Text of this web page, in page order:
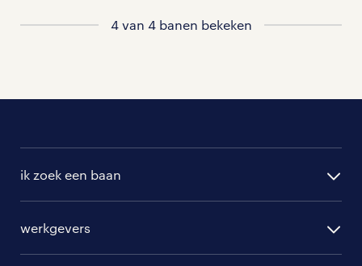
alle vacatures in vlissingenof hier
4 van 4 banen bekeken
ik zoek een baan
werkgevers